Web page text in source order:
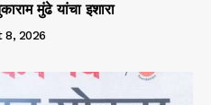
मुंढे यांचा इशारा
8, 2026